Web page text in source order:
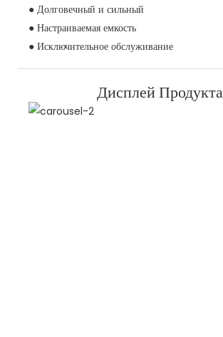
● Долговечный и сильный
● Настраиваемая емкость
● Исключительное обслуживание
Дисплей Продукта